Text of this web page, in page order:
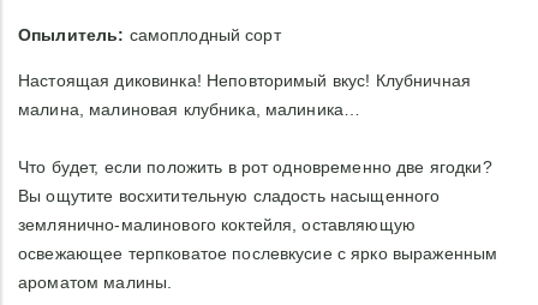
Опылитель: самоплодный сорт
Настоящая диковинка! Неповторимый вкус! Клубничная
малина, малиновая клубника, малиника…
Что будет, если положить в рот одновременно две ягодки?
Вы ощутите восхитительную сладость насыщенного
землянично-малинового коктейля, оставляющую
освежающее терпковатое послевкусие с ярко выраженным
ароматом малины.